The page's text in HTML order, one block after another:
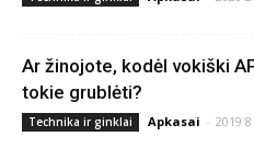
Ar žinojote, kodėl vokiški
tokie grublėti?
Technika ir ginklai Apkasai - 2019